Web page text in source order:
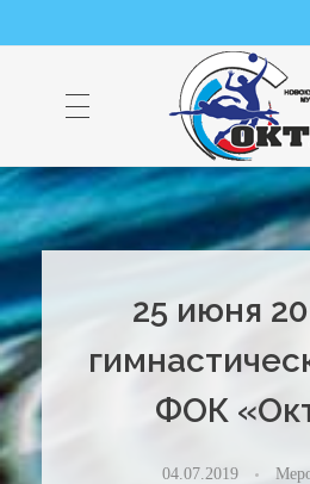
НМАУ "ФОК "ОКТАН" | Официальный сайт
25 июня
ФОК
04.07.2019